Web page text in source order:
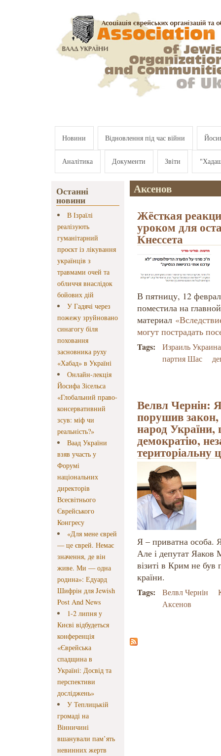
Новини Відновлення під час війни
Аналітика Документи Звіти
Останні
новини
В Ізраїлі
реалізують
гуманітарний
проєкт із лікування
українців з
травмами очей та
обличчя внаслідок
бойових дій
У Гадячі через
пожежу зруйновано
синагогу біля
поховання
засновника руху
«Хабад» в Україні
Онлайн-лекція
Йосифа Зісельса
«Глобальний право-
консервативний
зсув: міф чи
реальність?»
Ваад України
взяв участь у
Форумі
національних
директорів
Всесвітнього
Єврейського
Конгресу
«Для мене єврей
— це єврей. Немає
значення, де він
живе. Ми — одна
родина»: Едуард
Шифрін для Jewish
Post And News
1-2 липня у
Києві відбудеться
конференція
«Єврейська
спадщина в
Україні: Досвід та
перспективи
досліджень»
У Теплицькій
громаді на
Вінничині
вшанували пам’ять
невинних жертв
Аксенов
Жёсткая
уроком для
Кнессета
В пятницу, 12
поместила на
материал
могут пострадать
Tags:
Израиль Украина
партия Шас
Велвл Чернін:
порушив закон,
народ України,
демократію,
територіальну
Я – приватна особа.
Але і депутат Яаков
візиті в Крим не був
країни.
Tags: Велвл Чернін
Аксенов